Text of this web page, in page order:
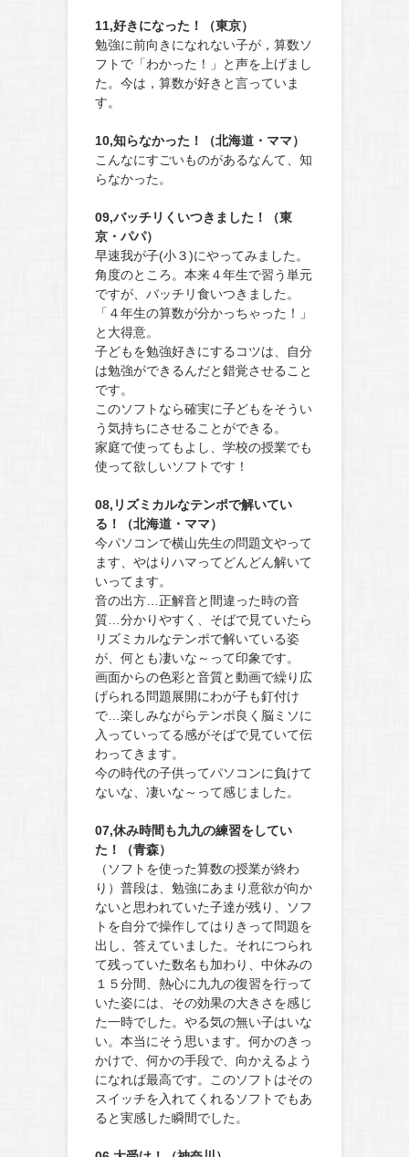
11,好きになった！（東京）
勉強に前向きになれない子が，算数ソ
フトで「わかった！」と声を上げまし
た。今は，算数が好きと言っていま
す。
10,知らなかった！（北海道・ママ）
こんなにすごいものがあるなんて、知
らなかった。
09,バッチリくいつきました！（東
京・パパ）
早速我が子(小３)にやってみました。
角度のところ。本来４年生で習う単元
ですが、バッチリ食いつきました。
「４年生の算数が分かっちゃった！」
と大得意。
子どもを勉強好きにするコツは、自分
は勉強ができるんだと錯覚させること
です。
このソフトなら確実に子どもをそうい
う気持ちにさせることができる。
家庭で使ってもよし、学校の授業でも
使って欲しいソフトです！
08,リズミカルなテンポで解いてい
る！（北海道・ママ）
今パソコンで横山先生の問題文やって
ます、やはりハマってどんどん解いて
いってます。
音の出方…正解音と間違った時の音
質…分かりやすく、そばで見ていたら
リズミカルなテンポで解いている姿
が、何とも凄いな～って印象です。
画面からの色彩と音質と動画で繰り広
げられる問題展開にわが子も釘付け
で…楽しみながらテンポ良く脳ミソに
入っていってる感がそばで見ていて伝
わってきます。
今の時代の子供ってパソコンに負けて
ないな、凄いな～って感じました。
07,休み時間も九九の練習をしてい
た！（青森）
（ソフトを使った算数の授業が終わ
り）普段は、勉強にあまり意欲が向か
ないと思われていた子達が残り、ソフ
トを自分で操作してはりきって問題を
出し、答えていました。それにつられ
て残っていた数名も加わり、中休みの
１５分間、熱心に九九の復習を行って
いた姿には、その効果の大きさを感じ
た一時でした。やる気の無い子はいな
い。本当にそう思います。何かのきっ
かけで、何かの手段で、向かえるよう
になれば最高です。このソフトはその
スイッチを入れてくれるソフトでもあ
ると実感した瞬間でした。